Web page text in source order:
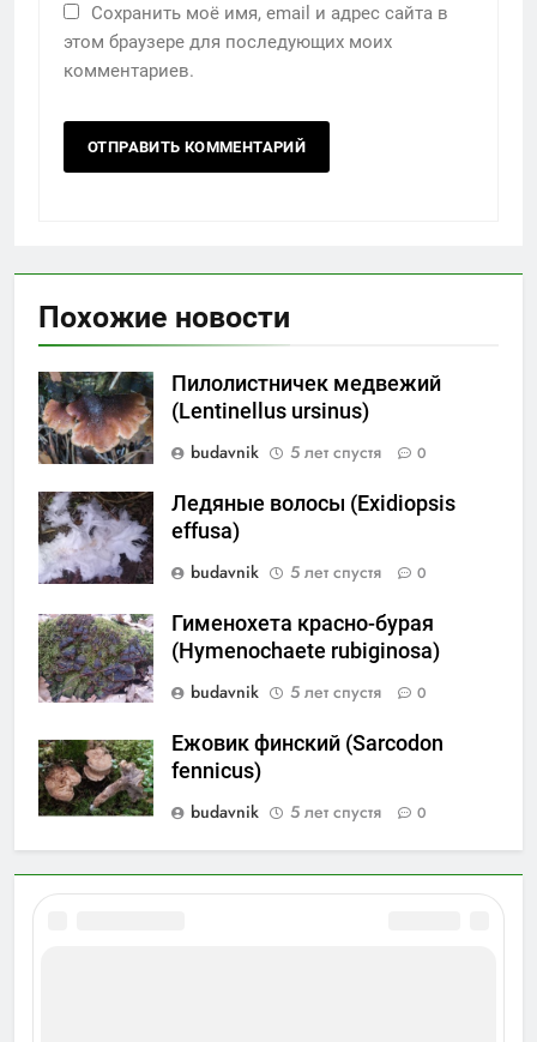
Сохранить моё имя, email и адрес сайта в
этом браузере для последующих моих
комментариев.
Похожие новости
Пилолистничек медвежий
(Lentinellus ursinus)
budavnik
5 лет спустя 0
Ледяные волосы (Exidiopsis
effusa)
budavnik
5 лет спустя 0
Гименохета красно-бурая
(Hymenochaete rubiginosa)
budavnik
5 лет спустя 0
Ежовик финский (Sarcodon
fennicus)
budavnik
5 лет спустя 0